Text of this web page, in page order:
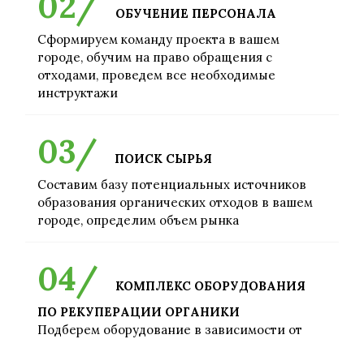
ОБУЧЕНИЕ ПЕРСОНАЛА
Сформируем команду проекта в вашем
городе, обучим на право обращения с
отходами, проведем все необходимые
инструктажи
ПОИСК СЫРЬЯ
Составим базу потенциальных источников
образования органических отходов в вашем
городе, определим объем рынка
КОМПЛЕКС ОБОРУДОВАНИЯ
ПО РЕКУПЕРАЦИИ ОРГАНИКИ
Подберем оборудование в зависимости от